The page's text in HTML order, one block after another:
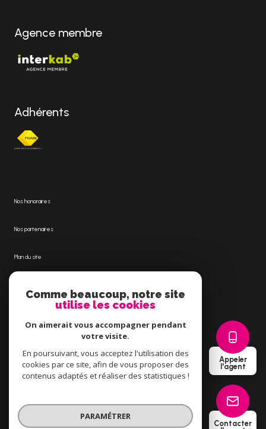
Appeler
l'agent
Contacter
Agence membre
Adhérents
Nos honoraires
Nos partenaires
Plan du site
Cookies
© 2026 | Tous droits réservés
Comme beaucoup, notre site
utilise les cookies
On aimerait vous accompagner pendant
votre visite.
En poursuivant, vous acceptez l'utilisation des
cookies par ce site, afin de vous proposer des
contenus adaptés et réaliser des statistiques !
PARAMÉTRER